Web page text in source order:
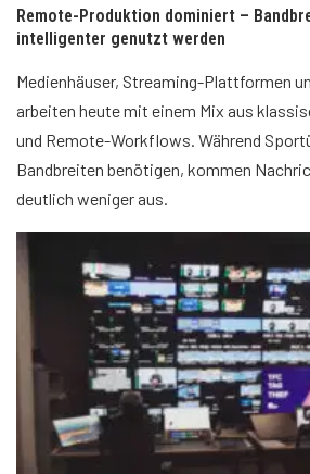
Remote-Produktion dominiert –
intelligenter genutzt werden
Medienhäuser, Streaming-Plattformen
arbeiten heute mit einem Mix aus
und Remote-Workflows. Während
Bandbreiten benötigen, kommen
deutlich weniger aus.